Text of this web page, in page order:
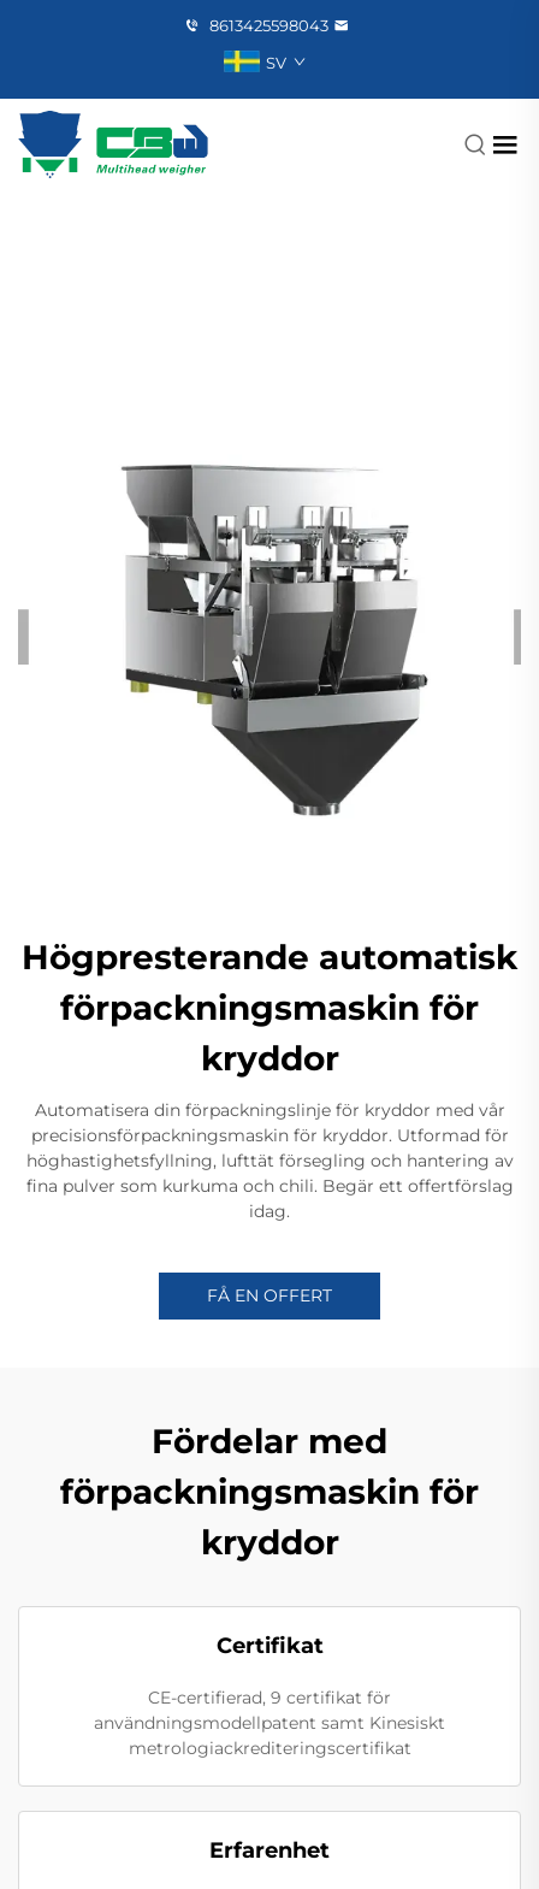
8613425598043
SV
Högpresterande automatisk
förpackningsmaskin för
kryddor
Automatisera din förpackningslinje för kryddor med vår
precisionsförpackningsmaskin för kryddor. Utformad för
höghastighetsfyllning, lufttät försegling och hantering av
fina pulver som kurkuma och chili. Begär ett offertförslag
idag.
FÅ EN OFFERT
Fördelar med
förpackningsmaskin för
kryddor
Certifikat
CE-certifierad, 9 certifikat för
användningsmodellpatent samt Kinesiskt
metrologiackrediteringscertifikat
Erfarenhet